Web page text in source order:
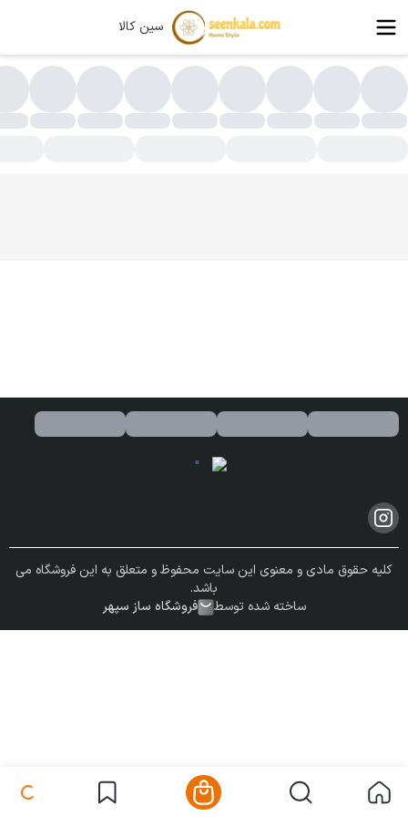
سین کالا
کلیه حقوق مادی و معنوی این سایت محفوظ و متعلق به این فروشگاه می
باشد.
ساخته شده توسط
فروشگاه ساز سپهر